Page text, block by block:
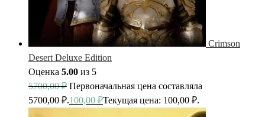
Crimson
Desert Deluxe Edition
Оценка 5.00 из 5
5700,00₽ Первоначальная цена составляла
5700,00 ₽.100,00 ₽Текущая цена: 100,00 ₽.